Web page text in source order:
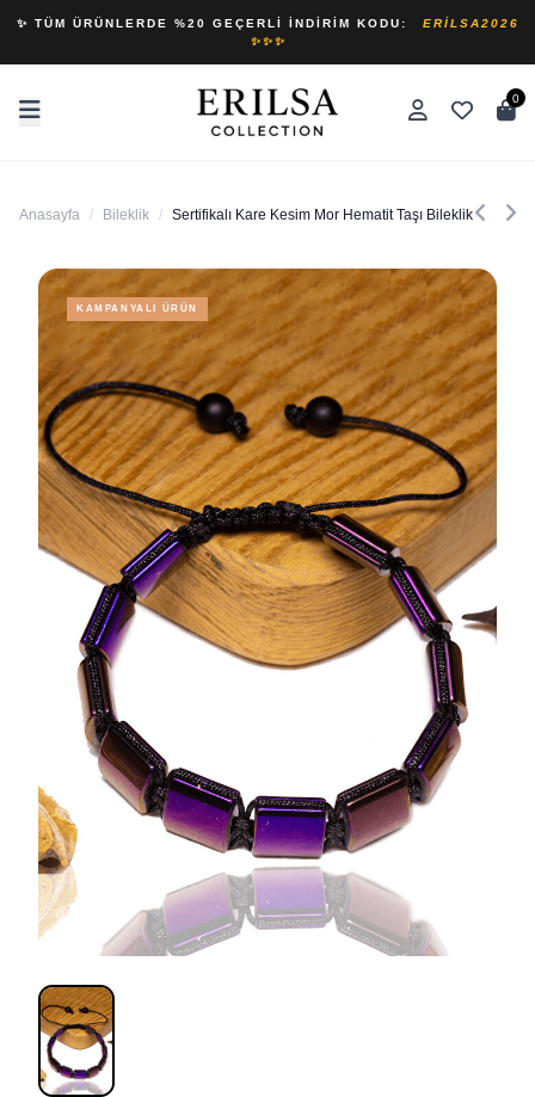
✨ TÜM ÜRÜNLERDE %20 GEÇERLI İNDIRIM KODU:
ERILSA2026
✨✨✨
0
Anasayfa / Bileklik / Sertifikalı Kare Kesim Mor Hematit Taşı Bileklik
KAMPANYALI ÜRÜN